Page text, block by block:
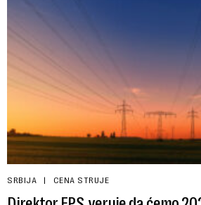
SRBIJA CENA STRUJE